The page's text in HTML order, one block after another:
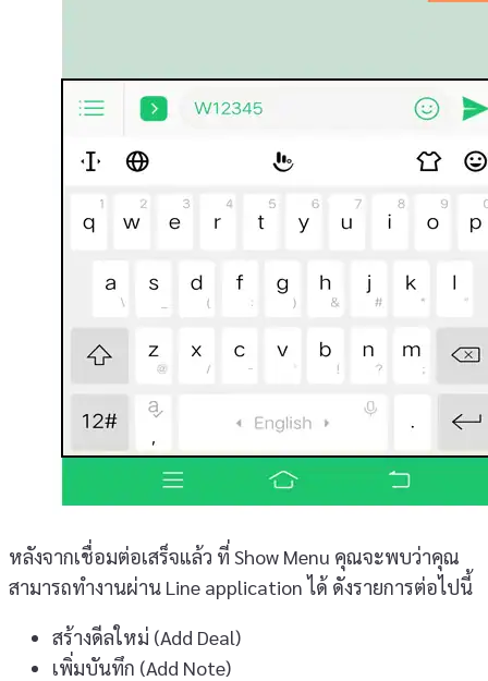
หลังจากเชื่อมต่อเสร็จแล้ว ที่ Show Menu คุณจะพบว่าคุณ
สามารถทำงานผ่าน Line application ได้ ดังรายการต่อไปนี้
สร้างดีลใหม่ (Add Deal)
เพิ่มบันทึก (Add Note)